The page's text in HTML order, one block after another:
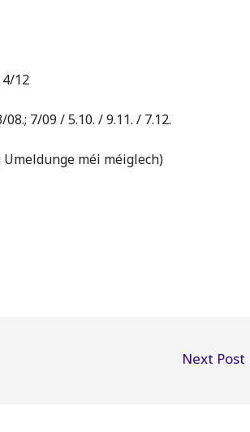
4/12
7/09 / 5.10. / 9.11. / 7.12.
méi méiglech)
Next Post